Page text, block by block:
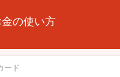
の使い方
ード